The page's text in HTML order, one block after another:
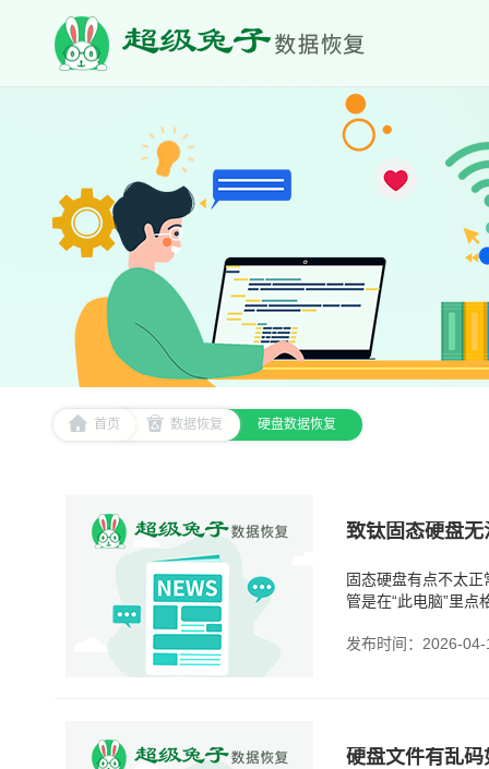
首页 数据恢复 硬盘数据恢复
致钛固态硬盘
固态硬盘有点不太
管是在“此电脑”里
发布时间：2026-04-
硬盘文件有乱